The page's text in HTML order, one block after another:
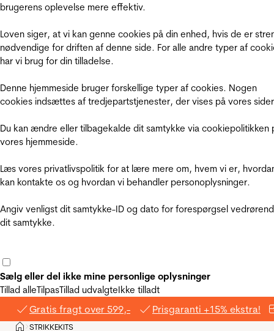
brugerens oplevelse mere effektiv.
Loven siger, at vi kan genne cookies på din enhed, hvis de er
nødvendige for driften af denne side. For alle andre typer af
har vi brug for din tilladelse.
Denne hjemmeside bruger forskellige typer af cookies. Nogen
cookies indsættes af tredjepartstjenester, der vises på vores
Du kan ændre eller tilbagekalde dit samtykke via cookiepolitikken
vores hjemmeside.
Læs vores privatlivspolitik for at lære mere om, hvem vi er,
kan kontakte os og hvordan vi behandler personoplysninger.
Angiv venligst dit samtykke-ID og dato for forespørgsel
dit samtykke.
Sælg eller del ikke mine personlige oplysninger
Tillad alleTilpasTillad udvalgteIkke tilladt
Gratis fragt over 599,- Prisgaranti +15% ekstra!
Hjem
>STRIKKEKITS